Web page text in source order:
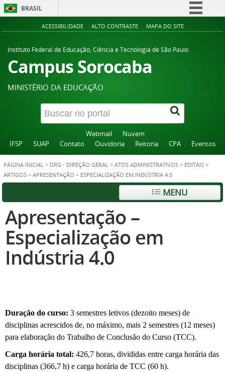
BRASIL
Simplifique!
Acesso à informação
Canais
ACESSIBILIDADE ALTO CONTRASTE MAPA DO SITE
Instituto Federal de Educação, Ciência e Tecnologia de São Paulo
Campus Sorocaba
MINISTÉRIO DA EDUCAÇÃO
Webmail
Nuvem
IFSP
SUAP Contato Ouvidoria Reitoria CPA Eventos
PÁGINA INICIAL > DRG - DIREÇÃO GERAL > ATOS ADMINISTRATIVOS > EDITAIS >
ARTIGOS > APRESENTAÇÃO – ESPECIALIZAÇÃO EM INDÚSTRIA 4.0
MENU
Apresentação –
Especialização em
Indústria 4.0
Duração do curso: 3 semestres letivos (dezoito meses) de
disciplinas acrescidos de, no máximo, mais 2 semestres (12 meses)
para elaboração do Trabalho de Conclusão do Curso (TCC).
Carga horária total: 426,7 horas, divididas entre carga horária das
disciplinas (366,7 h) e carga horária de TCC (60 h).